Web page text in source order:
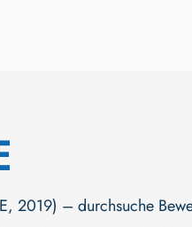
2019) – durchsuche